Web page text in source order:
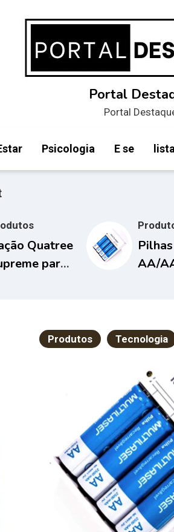
Portal
Portal
Psicologia E se
Quatree
para
AA/
Produtos Tecnologia